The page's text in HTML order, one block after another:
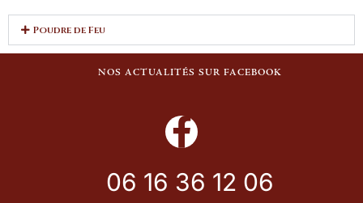
Poudre de Feu
NOS ACTUALITÉS SUR FACEBOOK
06 16 36 12 06